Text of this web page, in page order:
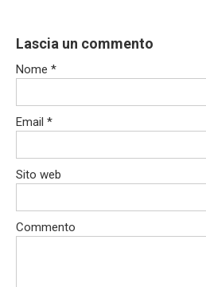
Lascia un commento
Nome *
Email *
Sito web
Commento